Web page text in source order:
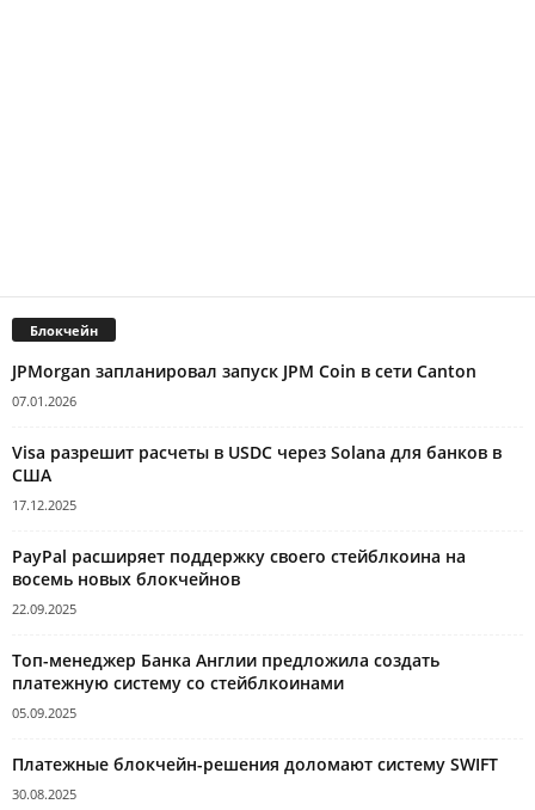
Блокчейн
JPMorgan запланировал запуск JPM Coin в сети Canton
07.01.2026
Visa разрешит расчеты в USDC через Solana для банков в
США
17.12.2025
PayPal расширяет поддержку своего стейблкоина на
восемь новых блокчейнов
22.09.2025
Топ-менеджер Банка Англии предложила создать
платежную систему со стейблкоинами
05.09.2025
Платежные блокчейн-решения доломают систему SWIFT
30.08.2025